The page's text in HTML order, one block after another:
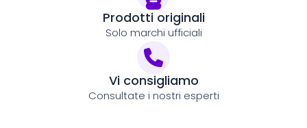
Prodotti originali
Solo marchi ufficiali
Vi consigliamo
Consultate i nostri esperti